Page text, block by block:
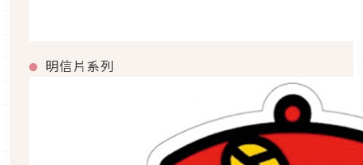
明信片系列